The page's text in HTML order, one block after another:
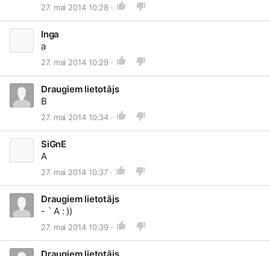
27. mai 2014 10:28 ·
Inga
a
27. mai 2014 10:29 ·
Draugiem lietotājs
B
27. mai 2014 10:34 ·
SiGnE
A
27. mai 2014 10:37 ·
Draugiem lietotājs
- ` A : ))
27. mai 2014 10:39 ·